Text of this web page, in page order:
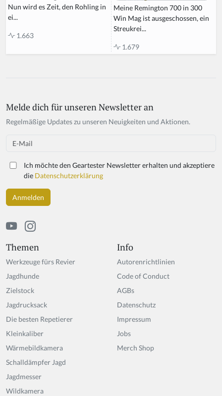
Nun wird es Zeit, den Rohling in
ei...
1.663
Meine Remington 700 in 300
Win Mag ist ausgeschossen, ein
Streukrei...
1.679
Themen
Werkzeuge fürs Revier
Jagdhunde
Zielstock
Jagdrucksack
Die besten Repetierer
Kleinkaliber
Wärmebildkamera
Schalldämpfer Jagd
Jagdmesser
Wildkamera
Info
Autorenrichtlinien
Code of Conduct
AGBs
Datenschutz
Impressum
Jobs
Merch Shop
If
y
h
a
n,
ig
n
o
r
t
hi
s
el
d
Melde dich für unseren Newsletter an
Regelmäßige Updates zu unseren Neuigkeiten und Aktionen.
Email
Ich möchte den Geartester Newsletter erhalten und akzeptiere
die Datenschutzerklärung